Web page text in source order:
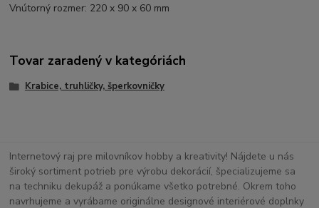
Vnútorný rozmer: 220 x 90 x 60 mm
Tovar zaradený v kategóriách
Krabice, truhličky, šperkovničky
Internetový raj pre milovníkov hobby a kreativity! Nájdete u nás
široký sortiment potrieb pre výrobu dekorácií, špecializujeme sa
na techniku dekupáž a ponúkame všetko potrebné. Okrem toho
navrhujeme a vyrábame originálne designové interiérové doplnky